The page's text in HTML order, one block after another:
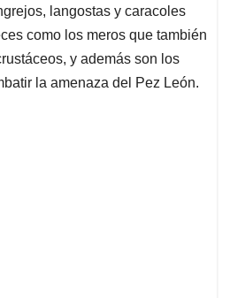
langostas y caracoles
como los meros que también
y además son los
la amenaza del Pez León.